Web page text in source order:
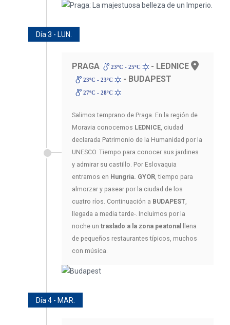
Día 3 - LUN.
PRAGA 23ºC - 25ºC - LEDNICE
23ºC - 23ºC - BUDAPEST
27ºC - 28ºC
Salimos temprano de Praga. En la región de
Moravia conocemos LEDNICE , ciudad
declarada Patrimonio de la Humanidad por la
UNESCO. Tiempo para conocer sus jardines
y admirar su castillo. Por Eslovaquia
entramos en Hungria. GYOR , tiempo para
almorzar y pasear por la ciudad de los
cuatro ríos. Continuación a BUDAPEST
llegada a media tarde-. Incluimos por la
noche un traslado a la zona peatonal
llena
de pequeños restaurantes típicos, muchos
con música.
Día 4 - MAR.